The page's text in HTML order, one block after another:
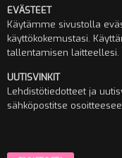
EVÄSTEET
Käytämme sivustolla
käyttökokemustasi.
tallentamisen laitteellesi.
UUTISVINKIT
Lehdistötiedotteet ja
sähköpostitse